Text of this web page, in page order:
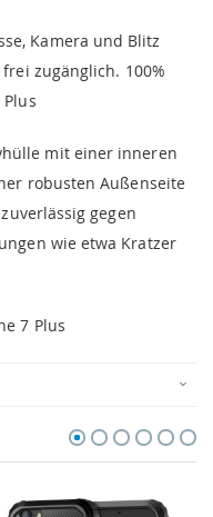
Kamera und Blitz
zugänglich. 100%
mit einer inneren
robusten Außenseite
gegen
wie etwa Kratzer
7 Plus